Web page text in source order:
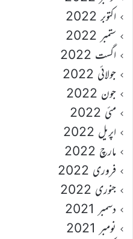
اکتوبر 2022
ستمبر 2022
اگست 2022
جولائی 2022
جون 2022
مئی 2022
اپریل 2022
مارچ 2022
فروری 2022
جنوری 2022
دسمبر 2021
نومبر 2021